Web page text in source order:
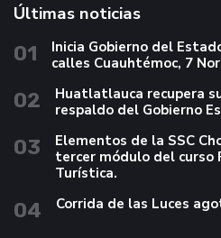
Últimas noticias
01
Inicia Gobierno del
calles Cuauhtémoc, 7
02
Huatlatlauca recupera
respaldo del Gobierno
03
Elementos de la SSC
tercer módulo del curso
Turística.
04 Corrida de las Luces